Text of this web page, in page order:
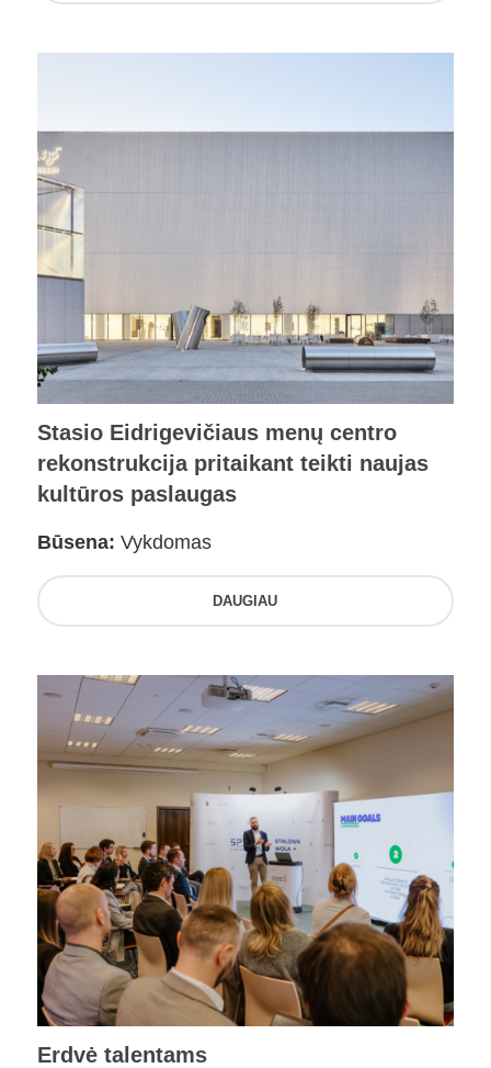
Stasio Eidrigevičiaus menų centro
rekonstrukcija pritaikant teikti naujas
kultūros paslaugas
Būsena: Vykdomas
DAUGIAU
Erdvė talentams